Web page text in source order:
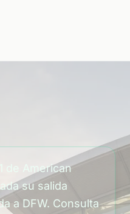
de American
su salida
a DFW. Consulta